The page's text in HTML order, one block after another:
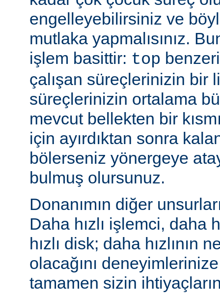
engelleyebilirsiniz ve
mutlaka yapmalısınız.
işlem basittir: top
çalışan süreçlerinizin bir
süreçlerinizin ortalama
mevcut bellekten bir
için ayırdıktan sonra
bölerseniz yönergeye
bulmuş olursunuz.
Donanımın diğer
Daha hızlı işlemci, daha
hızlı disk; daha hızlının
olacağını
tamamen sizin